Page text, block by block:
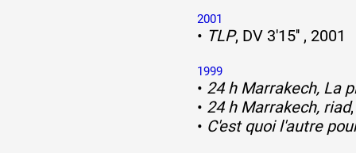
2001
• TLP, DV 3'15'' , 2001
1999
• 24 h Marrakech, La
• 24 h Marrakech, riad
• C'est quoi l'autre